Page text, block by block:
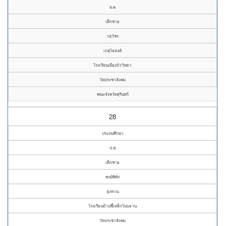
ม.๒
เด็กชาย
วสุวัชร
เกตุไธสงค์
โรงเรียนเมืองบัววิทยา
วัดประชาสังคม
คณะจังหวัดสุรินทร์
28
ประถมศึกษา
ป.๕
เด็กชาย
พงษ์พิทัก
ฮุงหวน
โรงเรียนบ้านขี้เหล็กโนนจาน
วัดประชาสังคม